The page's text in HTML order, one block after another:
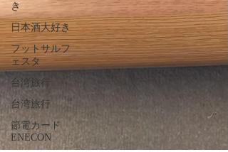
き
日本酒大好き
フットサルフ
ェスタ
台湾旅行
台湾旅行
節電カード
ENECON